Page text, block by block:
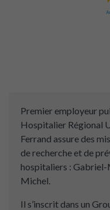
Premier employeur
Hospitalier Régional
Ferrand assure des
de recherche et de
hospitaliers : Gabriel-
Michel.
Il s’inscrit dans un